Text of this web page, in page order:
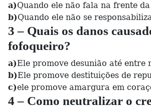
a)Quando ele não fala na frente
b)Quando ele não se
3 – Quais os danos
fofoqueiro?
a)Ele promove desunião até entre
b)Ele promove destituições de
c)ele promove amargura em
4 – Como neutralizar o